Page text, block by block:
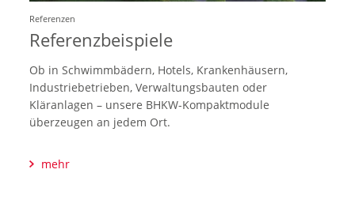
Referenzen
Referenzbeispiele
Ob in Schwimmbädern, Hotels, Krankenhäusern,
Industriebetrieben, Verwaltungsbauten oder
Kläranlagen – unsere BHKW-Kompaktmodule
überzeugen an jedem Ort.
mehr